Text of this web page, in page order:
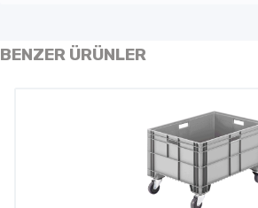
BENZER ÜRÜNLER